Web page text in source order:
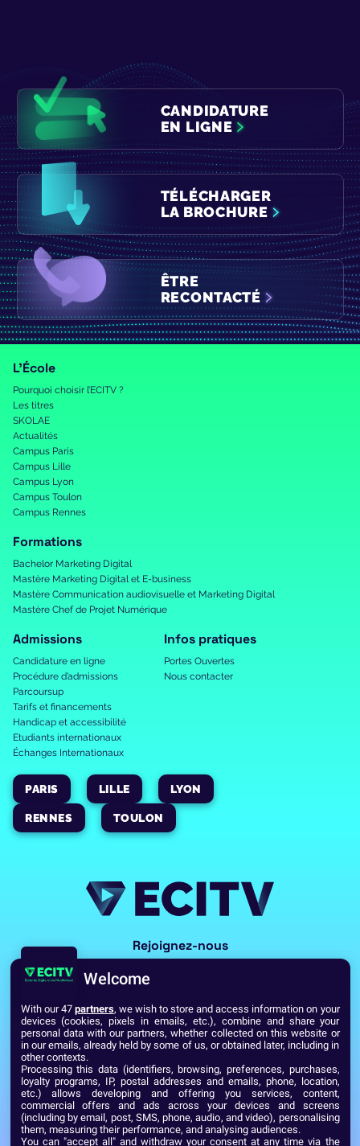
CANDIDATURE
EN LIGNE
TÉLÉCHARGER
LA BROCHURE
ÊTRE
RECONTACTÉ
L’École
Pourquoi choisir l’ECITV ?
Les titres
SKOLAE
Actualités
Campus Paris
Campus Lille
Campus Lyon
Campus Toulon
Campus Rennes
Formations
Bachelor Marketing Digital
Mastère Marketing Digital et E-business
Mastère Communication audiovisuelle et Marketing Digital
Mastère Chef de Projet Numérique
Admissions
Candidature en ligne
Procédure d’admissions
Parcoursup
Tarifs et financements
Handicap et accessibilité
Etudiants internationaux
Échanges Internationaux
Infos pratiques
Portes Ouvertes
Nous contacter
PARIS LILLE LYON
RENNES TOULON
Rejoignez-nous
Voir toutes les écoles du Réseau GES
Établissement d’Enseignement Supérieur Technique Privé
Dernière mise à jour : Septembre 2024
Mentions légales
Welcome
With our 47 partners, we wish to store and access information on your
devices (cookies, pixels in emails, etc.), combine and share your
personal data with our partners, whether collected on this website or
in our emails, already held by some of us, or obtained later, including in
other contexts.
Processing this data (identifiers, browsing, preferences, purchases,
loyalty programs, IP, postal addresses and emails, phone, location,
etc.) allows developing and offering you services, content,
commercial offers and ads across your devices and screens
(including by email, post, SMS, phone, audio, and video), personalising
them, measuring their performance, and analysing audiences.
You can "accept all" and withdraw your consent at any time via the